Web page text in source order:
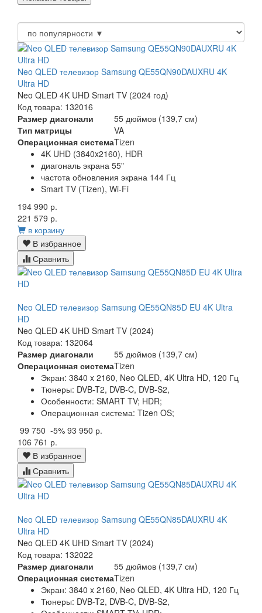
Neo QLED телевизор Samsung QE55QN90DAUXRU 4K
Ultra HD
Neo QLED 4K UHD Smart TV (2024 год)
Код товара: 132016
Размер диагонали
55 дюймов (139,7 см)
Тип матрицы
VA
Операционная системаTizen
4K UHD (3840x2160), HDR
диагональ экрана 55"
частота обновления экрана 144 Гц
Smart TV (Tizen), Wi-Fi
194 990 р.
221 579 р.
в корзину
В избранное
Сравнить
Neo QLED телевизор Samsung QE55QN85D EU 4K Ultra
HD
Neo QLED 4K UHD Smart TV (2024)
Код товара: 132064
Размер диагонали
55 дюймов (139,7 см)
Операционная системаTizen
Экран: 3840 x 2160, Neo QLED, 4K Ultra HD, 120 Гц
Тюнеры: DVB-T2, DVB-C, DVB-S2,
Особенности: SMART TV; HDR;
Операционная система: Tizen OS;
99 750 -5% 93 950 р.
106 761 р.
В избранное
Сравнить
Neo QLED телевизор Samsung QE55QN85DAUXRU 4K
Ultra HD
Neo QLED 4K UHD Smart TV (2024)
Код товара: 132022
Размер диагонали
55 дюймов (139,7 см)
Операционная системаTizen
Экран: 3840 x 2160, Neo QLED, 4K Ultra HD, 120 Гц
Тюнеры: DVB-T2, DVB-C, DVB-S2,